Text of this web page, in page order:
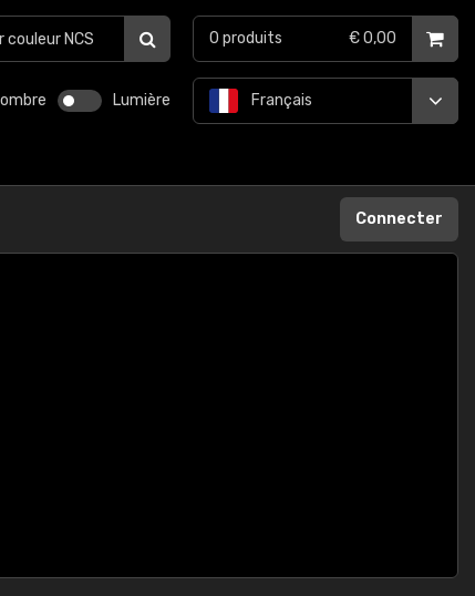
Lumière Français
0 produits € 0,00
Connecter